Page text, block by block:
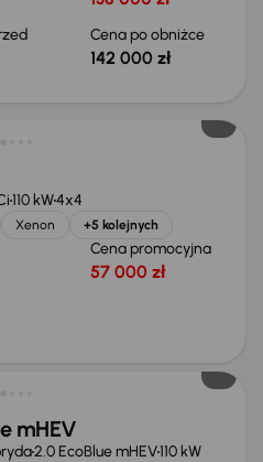
Cena po obniżce
142 000 zł
110 kW4x4
Xenon +5 kolejnych
Cena promocyjna
57 000 zł
mHEV
2.0 EcoBlue mHEV110 kW